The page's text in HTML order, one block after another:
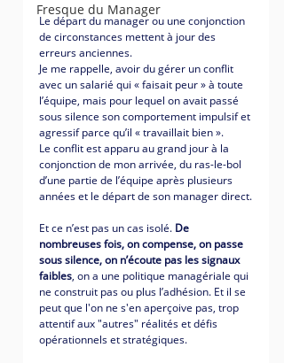
Fresque du Manager
Le départ du manager ou une conjonction
de circonstances mettent à jour des
erreurs anciennes.
Je me rappelle, avoir du gérer un conflit
avec un salarié qui « faisait peur » à toute
l’équipe, mais pour lequel on avait passé
sous silence son comportement impulsif et
agressif parce qu’il « travaillait bien ».
Le conflit est apparu au grand jour à la
conjonction de mon arrivée, du ras-le-bol
d’une partie de l’équipe après plusieurs
années et le départ de son manager direct.
Et ce n’est pas un cas isolé. De
nombreuses fois, on compense, on passe
sous silence, on n’écoute pas les signaux
faibles, on a une politique managériale qui
ne construit pas ou plus l’adhésion. Et il se
peut que l'on ne s'en aperçoive pas, trop
attentif aux "autres" réalités et défis
opérationnels et stratégiques.